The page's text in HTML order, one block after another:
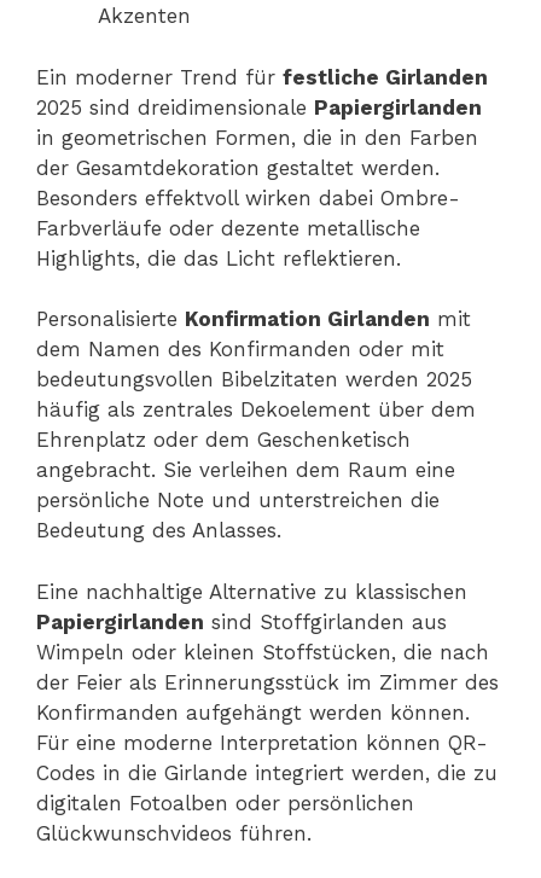
Akzenten
Ein moderner Trend für festliche Girlanden
2025 sind dreidimensionale Papiergirlanden
in geometrischen Formen, die in den Farben
der Gesamtdekoration gestaltet werden.
Besonders effektvoll wirken dabei Ombre-
Farbverläufe oder dezente metallische
Highlights, die das Licht reflektieren.
Personalisierte Konfirmation Girlanden mit
dem Namen des Konfirmanden oder mit
bedeutungsvollen Bibelzitaten werden 2025
häufig als zentrales Dekoelement über dem
Ehrenplatz oder dem Geschenketisch
angebracht. Sie verleihen dem Raum eine
persönliche Note und unterstreichen die
Bedeutung des Anlasses.
Eine nachhaltige Alternative zu klassischen
Papiergirlanden sind Stoffgirlanden aus
Wimpeln oder kleinen Stoffstücken, die nach
der Feier als Erinnerungsstück im Zimmer des
Konfirmanden aufgehängt werden können.
Für eine moderne Interpretation können QR-
Codes in die Girlande integriert werden, die zu
digitalen Fotoalben oder persönlichen
Glückwunschvideos führen.